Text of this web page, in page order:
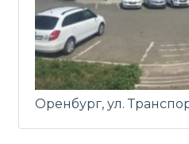
Оренбург, ул.